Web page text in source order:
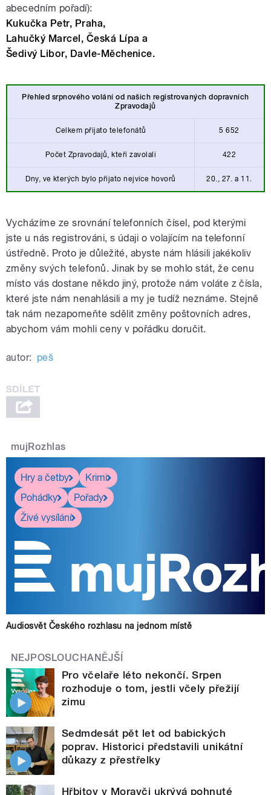
abecedním pořadí):
Kukučka Petr, Praha,
Lahučký Marcel, Česká Lípa a
Šedivý Libor, Davle-Měchenice.
Přehled srpnového volání od našich registrovaných dopravních
Zpravodajů
Celkem přijato telefonátů 5 652
Počet Zpravodajů, kteří zavolali 422
Dny, ve kterých bylo přijato nejvíce hovorů 20., 27. a 11.
Vycházíme ze srovnání telefonních čísel, pod kterými
jste u nás registrováni, s údaji o volajícím na telefonní
ústředně. Proto je důležité, abyste nám hlásili jakékoliv
změny svých telefonů. Jinak by se mohlo stát, že cenu
místo vás dostane někdo jiný, protože nám voláte z čísla,
které jste nám nenahlásili a my je tudíž neznáme. Stejně
tak nám nezapomeňte sdělit změny poštovních adres,
abychom vám mohli ceny v pořádku doručit.
autor: peš
mujRozhlas
Hry a četby
Krimi
Pohádky
Pořady
Živé vysílání
Audiosvět Českého rozhlasu na jednom místě
NEJPOSLOUCHANĚJŠÍ
Pro včelaře léto nekončí. Srpen
rozhoduje o tom, jestli včely přežijí
zimu
Sedmdesát pět let od babických
poprav. Historici představili unikátní
důkazy z přestřelky
Hřbitov v Moravči ukrývá pohnuté